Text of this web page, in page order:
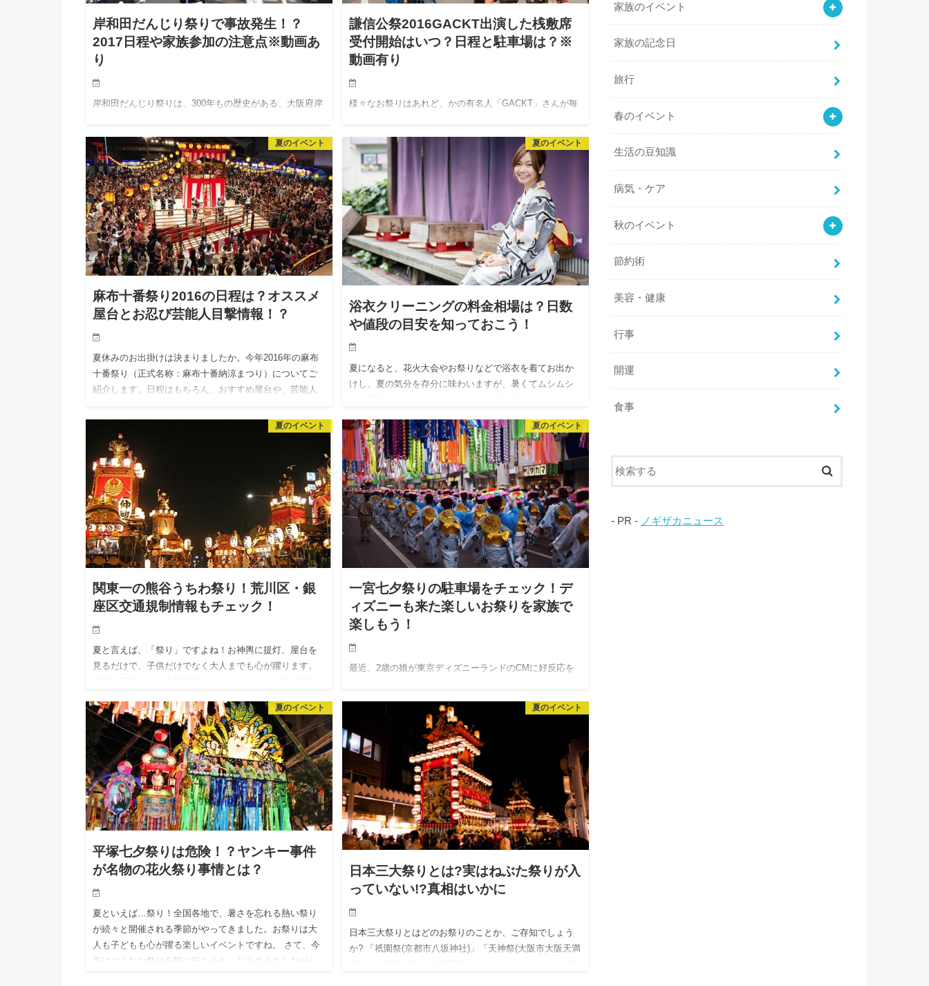
岸和田だんじり祭りで事故発生！？
2017日程や家族参加の注意点※動画あ
り
岸和田だんじり祭りは、300年もの歴史がある、大阪府岸
ですが、その分危険も大きいことでも有名ですね。 「だ
んじり」と呼ばれる山車が、スピードを出して角を曲が
る「やりまわし…
謙信公祭2016GACKT出演した桟敷席
受付開始はいつ？日程と駐車場は？※
動画有り
様々なお祭りはあれど、かの有名人「GACKT」さんが毎
それは、新潟県上越市で開催される「謙信公祭」という
もの。残念ながら、2016年度の参加はされないそうです
が、川中島…
夏のイベント
麻布十番祭り2016の日程は？オススメ
屋台とお忍び芸能人目撃情報！？
夏休みのお出掛けは決まりましたか。今年2016年の麻布
十番祭り（正式名称：麻布十番納涼まつり）についてご
紹介します。日程はもちろん、おすすめ屋台や、芸能人
くださいね。 麻…
夏のイベント
浴衣クリーニングの料金相場は？日数
や値段の目安を知っておこう！
夏になると、花火大会やお祭りなどで浴衣を着てお出か
けし、夏の気分を存分に味わいますが、暑くてムシムシ
り、着たあとのお手入…
夏のイベント
関東一の熊谷うちわ祭り！荒川区・銀
座区交通規制情報もチェック！
夏と言えば、「祭り」ですよね！お神輿に提灯、屋台を
見るだけで、子供だけでなく大人までも心が躍ります。
があると言われてい…
夏のイベント
一宮七夕祭りの駐車場をチェック！デ
ィズニーも来た楽しいお祭りを家族で
楽しもう！
最近、2歳の娘が東京ディズニーランドのCMに好反応を
キーマウスのとこに行きたい」と主張するまでに。 とう
とうディズニーランドへ連れて行くことを今後の計画に
組み込んでいか…
夏のイベント
平塚七夕祭りは危険！？ヤンキー事件
が名物の花火祭り事情とは？
夏といえば…祭り！全国各地で、暑さを忘れる熱い祭り
が続々と開催される季節がやってきました。お祭りは大
人も子どもも心が躍る楽しいイベントですね。 さて、今
年はどんなお祭りを観に行こうか…とドキドキしながら
夏のイベント
日本三大祭りとは?実はねぶた祭りが入
っていない!?真相はいかに
日本三大祭りとはどのお祭りのことか、ご存知でしょう
か? 「祇園祭(京都市八坂神社)」「天神祭(大阪市大阪天満
家族のイベント
家族の記念日
旅行
春のイベント
生活の豆知識
病気・ケア
秋のイベント
節約術
美容・健康
行事
開運
食事
- PR - ノギザカニュース